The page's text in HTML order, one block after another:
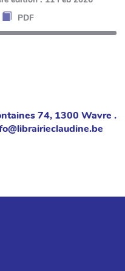
PDF
74, 1300 Wavre .